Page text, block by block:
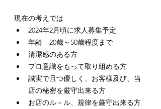
現在の考えでは
2024年2月頃に求人募集予定
年齢　20歳～50歳程度まで
清潔感のある方
プロ意識をもって取り組める方
誠実で且つ優しく、お客様及び、当
店の秘密を厳守出来る方
お店のル－ル、規律を厳守出来る方